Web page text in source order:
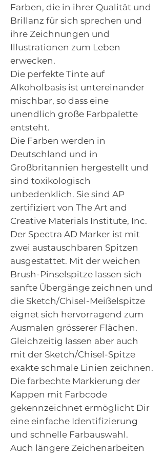
Farben, die in ihrer Qualität und
Brillanz für sich sprechen und
ihre Zeichnungen und
Illustrationen zum Leben
erwecken.
Die perfekte Tinte auf
Alkoholbasis ist untereinander
mischbar, so dass eine
unendlich große Farbpalette
entsteht.
Die Farben werden in
Deutschland und in
Großbritannien hergestellt und
sind toxikologisch
unbedenklich. Sie sind AP
zertifiziert von The Art and
Creative Materials Institute, Inc.
Der Spectra AD Marker ist mit
zwei austauschbaren Spitzen
ausgestattet. Mit der weichen
Brush-Pinselspitze lassen sich
sanfte Übergänge zeichnen und
die Sketch/Chisel-Meißelspitze
eignet sich hervorragend zum
Ausmalen grösserer Flächen.
Gleichzeitig lassen aber auch
mit der Sketch/Chisel-Spitze
exakte schmale Linien zeichnen.
Die farbechte Markierung der
Kappen mit Farbcode
gekennzeichnet ermöglicht Dir
eine einfache Identifizierung
und schnelle Farbauswahl.
Auch längere Zeichenarbeiten